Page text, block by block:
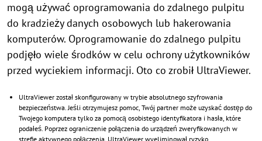
mogą używać oprogramowania do zdalnego pulpitu
do kradzieży danych osobowych lub hakerowania
komputerów. Oprogramowanie do zdalnego pulpitu
podjęło wiele środków w celu ochrony użytkowników
przed wyciekiem informacji. Oto co zrobił UltraViewer.
UltraViewer został skonfigurowany w trybie absolutnego szyfrowania
bezpieczeństwa. Jeśli otrzymujesz pomoc, Twój partner może uzyskać dostęp do
Twojego komputera tylko za pomocą osobistego identyfikatora i hasła, które
podałeś. Poprzez ograniczenie połączenia do urządzeń zweryfikowanych w
strefie aktywnego połączenia, UltraViewer wyeliminował ryzyko